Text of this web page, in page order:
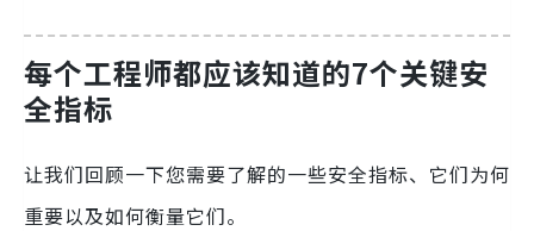
每个工程师都应该知道的7个关键安
全指标
让我们回顾一下您需要了解的一些安全指标、它们为何
重要以及如何衡量它们。